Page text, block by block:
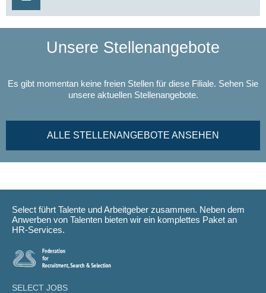
Unsere Stellenangebote
Es gibt momentan keine freien Stellen für diese Filiale. Sehen Sie
unsere aktuellen Stellenangebote.
ALLE STELLENANGEBOTE ANSEHEN
Select führt Talente und Arbeitgeber zusammen. Neben dem
Anwerben von Talenten bieten wir ein komplettes Paket an
HR-Services.
SELECT JOBS